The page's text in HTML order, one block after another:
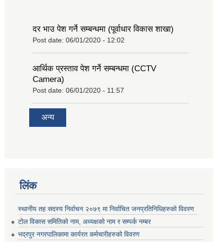
दर भाउ पेश गर्ने सम्बन्धमा (पूर्वाधार विकास शाखा)
Post date: 06/01/2020 - 12:02
आर्थिक प्रस्ताव पेश गर्ने सम्बन्धमा (CCTV
Camera)
Post date: 06/01/2020 - 11:57
अन्य
लिंक
स्थानीय तह सदस्य निर्वाचन २०७९ मा निर्वाचित जनप्रतिनिधिहरुको विवरण
टोल विकास समितिको नाम, अध्यक्षको नाम र सम्पर्क नम्बर
भद्रपुर नगरपालिकामा कार्यरत कर्मचारीहरुको विवरण